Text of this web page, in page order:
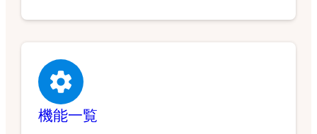
機能一覧